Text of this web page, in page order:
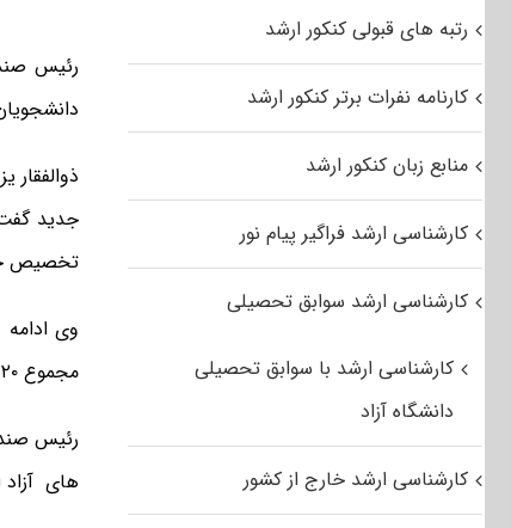
رئیس
جدید
تخصیص
وی
مجموع ۳۲۰ میلیارد تومان است و حدود ۱۰۰ میلیارد تومان آن عملیاتی می شود.
رئیس
های آزاد
رتبه های قبولی کنکور ارشد
کارنامه نفرات برتر کنکور ارشد
منابع زبان کنکور ارشد
کارشناسی ارشد فراگیر پیام نور
کارشناسی ارشد سوابق تحصیلی
کارشناسی ارشد با سوابق تحصیلی
دانشگاه آزاد
کارشناسی ارشد خارج از کشور